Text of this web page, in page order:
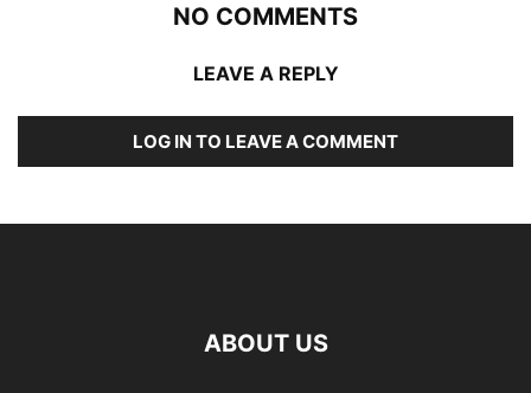
NO COMMENTS
LEAVE A REPLY
LOG IN TO LEAVE A COMMENT
ABOUT US